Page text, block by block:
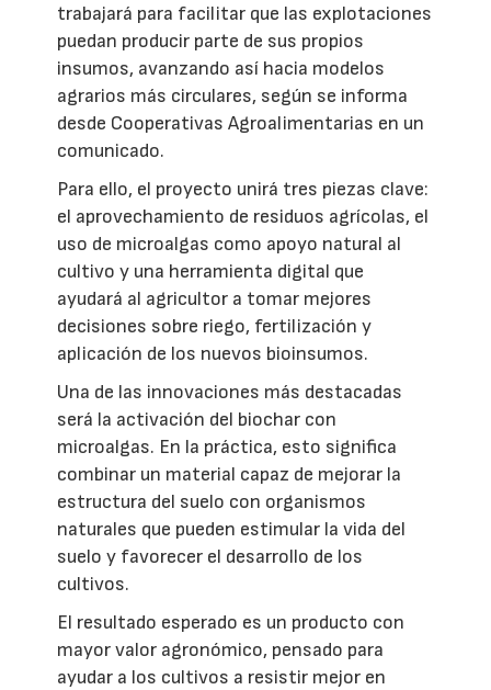
trabajará para facilitar que las explotaciones
puedan producir parte de sus propios
insumos, avanzando así hacia modelos
agrarios más circulares, según se informa
desde Cooperativas Agroalimentarias en un
comunicado.
Para ello, el proyecto unirá tres piezas clave:
el aprovechamiento de residuos agrícolas, el
uso de microalgas como apoyo natural al
cultivo y una herramienta digital que
ayudará al agricultor a tomar mejores
decisiones sobre riego, fertilización y
aplicación de los nuevos bioinsumos.
Una de las innovaciones más destacadas
será la activación del biochar con
microalgas. En la práctica, esto significa
combinar un material capaz de mejorar la
estructura del suelo con organismos
naturales que pueden estimular la vida del
suelo y favorecer el desarrollo de los
cultivos.
El resultado esperado es un producto con
mayor valor agronómico, pensado para
ayudar a los cultivos a resistir mejor en